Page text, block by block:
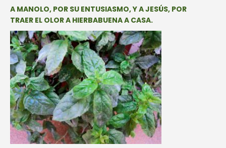
A MANOLO, POR SU ENTUSIASMO, Y A JESÚS, POR
TRAER EL OLOR A HIERBABUENA A CASA.